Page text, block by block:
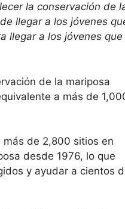
la conservación de
llegar a los jóvenes
llegar a los jóvenes que
de la mariposa
a más de
de 2,800 sitios en
desde 1976, lo que
y ayudar a cientos